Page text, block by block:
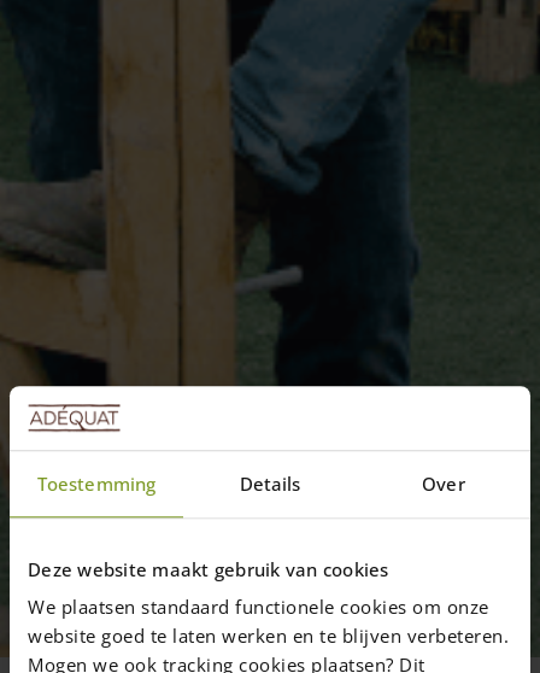
Toestemming Details Over
Deze website maakt gebruik van cookies
We plaatsen standaard functionele cookies om onze
website goed te laten werken en te blijven verbeteren.
Mogen we ook tracking cookies plaatsen? Dit